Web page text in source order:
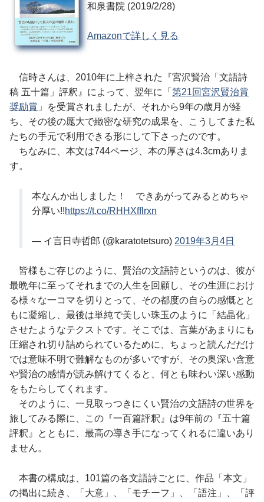
和泉書院 (2019/2/28)
Amazonで詳しく見る
信時さんは、2010年に上梓された『宮沢賢治「文語詩
稿 五十篇」評釈』によって、翌年に「 第21回宮沢賢治賞
奨励賞 」を受賞されましたが、それから9年の歳月が経
ち、その後の厖大で緻密な研究の成果を、こうしてまた私
たちの手元で利用できる形にして下さったのです。
ちなみに、本文は744ページ、本の厚さは4.3cmありま
す。
本なんか出しました！ できあがってみるとめちゃ
分厚い!!https://t.co/RHHXfflrxn
— イ言日寺哲郎 (@karatotetsuro) 2019年3月4日
皆様もご存じのように、賢治の文語詩というのは、彼が
最晩年に至ってそれまでの人生を回顧し、その生涯におけ
る様々な一コマを切りとって、その都度の自らの感慨とと
もに凝縮し、最後は単純で美しい珠玉のように「結晶化」
させたようなテクストです。そこでは、言葉があまりにも
圧縮され切り詰められているために、ちょっと読んだだけ
では意味不明で難解なものが多いですが、その奥深い含意
や賢治の感情が読み解けてくると、何とも味わい深い感動
をもたらしてくれます。
そのように、一見取っつきにくい賢治の文語詩の世界を
旅してみる際に、この『一百篇評釈』は9年前の『五十篇
評釈』とともに、最高の導き手になってくれるに違いあり
ません。
本書の構成は、101篇の各文語詩ごとに、作品「本文」
の掲出に続き、「大意」、「モチーフ」、「語注」、「評